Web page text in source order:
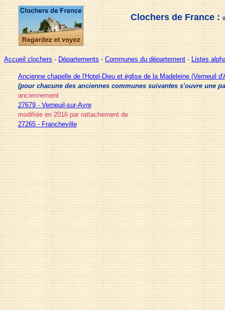
Clochers de France :
Accueil clochers - Départements - Communes du département - Listes
Ancienne chapelle de l'Hotel-Dieu et église de la Madeleine (Verneuil
(pour chacune des anciennes communes suivantes s'ouvre une
anciennement
27679 - Verneuil-sur-Avre
modifiée en 2016 par rattachement de
27265 - Francheville